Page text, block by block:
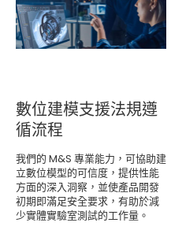
數位建模支援法規遵
循流程
我們的 M&S 專業能力，可協助建
立數位模型的可信度，提供性能
方面的深入洞察，並使產品開發
初期即滿足安全要求，有助於減
少實體實驗室測試的工作量。